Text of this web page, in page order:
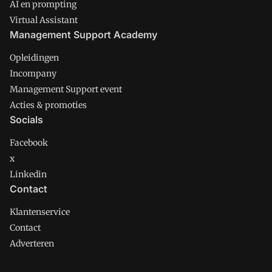
AI en prompting
Virtual Assistant
Management Support Academy
Opleidingen
Incompany
Management Support event
Acties & promoties
Socials
Facebook
x
Linkedin
Contact
Klantenservice
Contact
Adverteren